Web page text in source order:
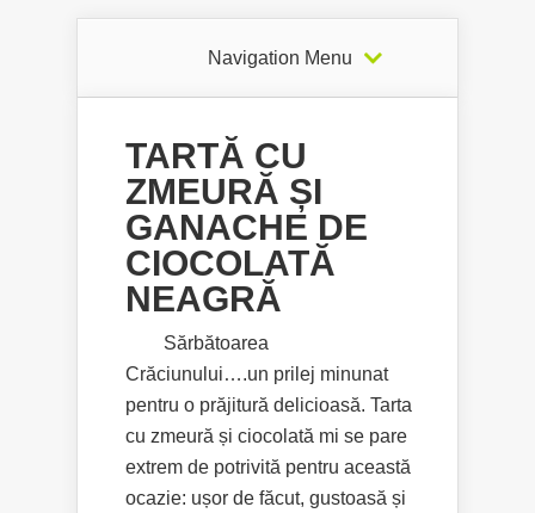
Navigation Menu
TARTĂ CU
ZMEURĂ ȘI
GANACHE DE
CIOCOLATĂ
NEAGRĂ
Sărbătoarea
Crăciunului….un prilej minunat
pentru o prăjitură delicioasă. Tarta
cu zmeură și ciocolată mi se pare
extrem de potrivită pentru această
ocazie: ușor de făcut, gustoasă și